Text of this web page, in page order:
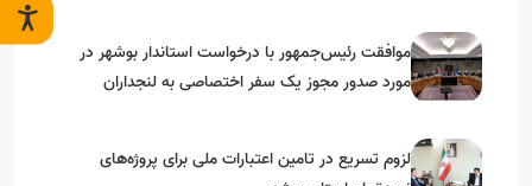
موافقت رئیس‌جمهور با درخواست استاندار بوشهر در
مورد صدور مجوز یک سفر اختصاصی به لنجداران
لزوم تسریع در تامین اعتبارات ملی برای پروژه‌های